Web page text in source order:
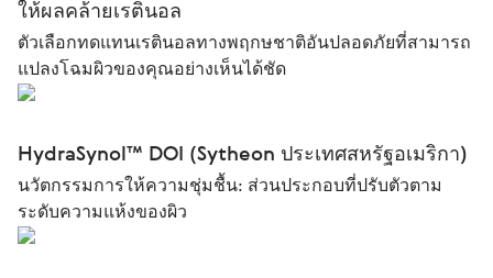
ให้ผลคล้ายเรตินอล
ตัวเลือกทดแทนเรตินอลทางพฤกษชาติอันปลอดภัยที่สามารถ
แปลงโฉมผิวของคุณอย่างเห็นได้ชัด
HydraSynol™ DOI (Sytheon ประเทศสหรัฐอเมริกา)
นวัตกรรมการให้ความชุ่มชื้น: ส่วนประกอบที่ปรับตัวตาม
ระดับความแห้งของผิว